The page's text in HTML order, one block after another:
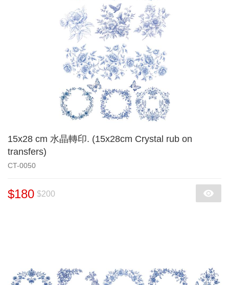
15x28 cm 水晶轉印. (15x28cm Crystal rub on
transfers)
CT-0050
$180 $200